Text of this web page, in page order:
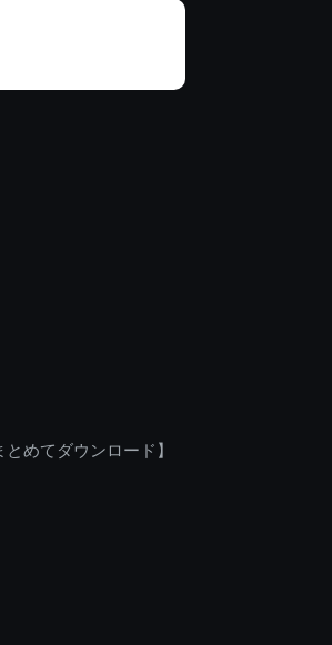
めてダウンロード】